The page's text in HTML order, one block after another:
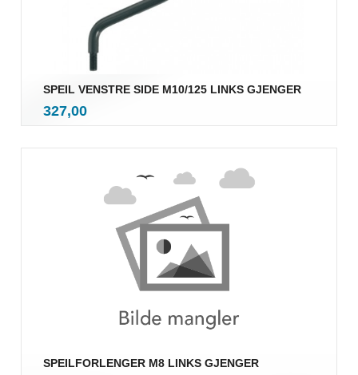
SPEIL VENSTRE SIDE M10/125 LINKS GJENGER
Pris
327,00mva.
SPEILFORLENGER M8 LINKS GJENGER